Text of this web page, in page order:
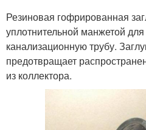
Резиновая гофрированная
уплотнительной манжетой
канализационную трубу.
предотвращает
из коллектора.